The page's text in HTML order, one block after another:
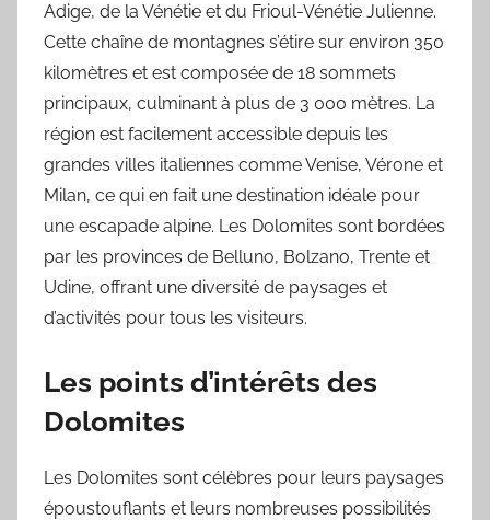
Adige, de la Vénétie et du Frioul-Vénétie Julienne.
Cette chaîne de montagnes s’étire sur environ 350
kilomètres et est composée de 18 sommets
principaux, culminant à plus de 3 000 mètres. La
région est facilement accessible depuis les
grandes villes italiennes comme Venise, Vérone et
Milan, ce qui en fait une destination idéale pour
une escapade alpine. Les Dolomites sont bordées
par les provinces de Belluno, Bolzano, Trente et
Udine, offrant une diversité de paysages et
d’activités pour tous les visiteurs.
Les points d’intérêts des
Dolomites
Les Dolomites sont célèbres pour leurs paysages
époustouflants et leurs nombreuses possibilités